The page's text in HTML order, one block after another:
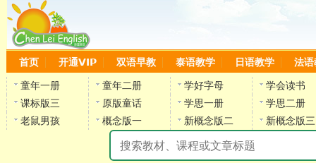
首页 开通VIP 双语早教 泰语教学 日语教学 法语
童年一册 童年二册 学好字母
学会读书
课标版三
原版童话 学思一册
学思二册
老鼠男孩
概念版一 新概念版二 新概念版三